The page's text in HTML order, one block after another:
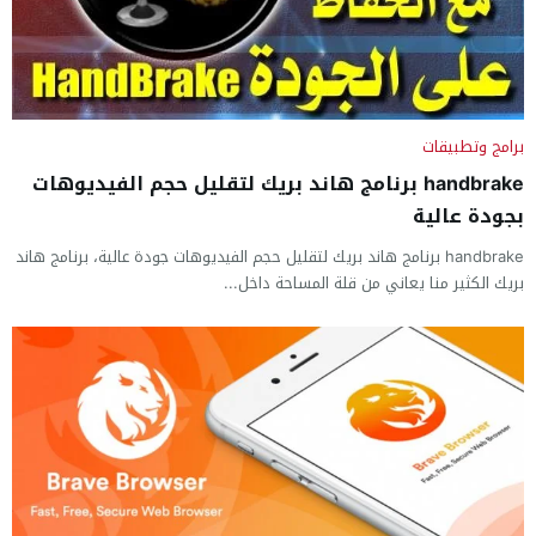
برامج وتطبيقات
handbrake برنامج هاند بريك لتقليل حجم الفيديوهات
بجودة عالية
handbrake برنامج هاند بريك لتقليل حجم الفيديوهات جودة عالية، برنامج هاند
بريك الكثير منا يعاني من قلة المساحة داخل...